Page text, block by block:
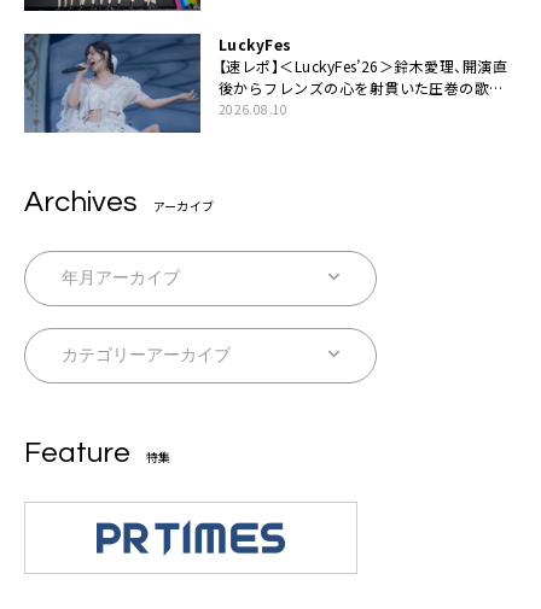
LuckyFes
【速レポ】＜LuckyFes’26＞鈴木愛理、開演直
後からフレンズの心を射貫いた圧巻の歌
声。“最強の相方”の登場も「みなさんしっか
2026.08.10
Archives アーカイブ
Feature 特集